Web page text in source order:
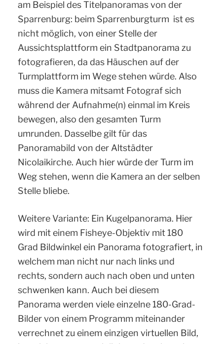
am Beispiel des Titelpanoramas von der
Sparrenburg: beim Sparrenburgturm ist es
nicht möglich, von einer Stelle der
Aussichtsplattform ein Stadtpanorama zu
fotografieren, da das Häuschen auf der
Turmplattform im Wege stehen würde. Also
muss die Kamera mitsamt Fotograf sich
während der Aufnahme(n) einmal im Kreis
bewegen, also den gesamten Turm
umrunden. Dasselbe gilt für das
Panoramabild von der Altstädter
Nicolaikirche. Auch hier würde der Turm im
Weg stehen, wenn die Kamera an der selben
Stelle bliebe.
Weitere Variante: Ein Kugelpanorama. Hier
wird mit einem Fisheye-Objektiv mit 180
Grad Bildwinkel ein Panorama fotografiert, in
welchem man nicht nur nach links und
rechts, sondern auch nach oben und unten
schwenken kann. Auch bei diesem
Panorama werden viele einzelne 180-Grad-
Bilder von einem Programm miteinander
verrechnet zu einem einzigen virtuellen Bild,